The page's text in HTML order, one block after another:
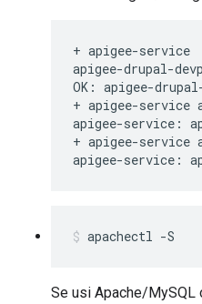
+ apigee-service
apigee-drupal-
OK: apigee-
+ apigee-service
apigee-service:
+ apigee-service
apigee-service:
apachectl -S
Se usi Apache/MySQL